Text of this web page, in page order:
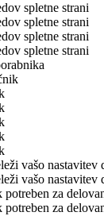
spletne strani
spletne strani
spletne strani
spletne strani
vašo
vašo
potreben za
potreben za